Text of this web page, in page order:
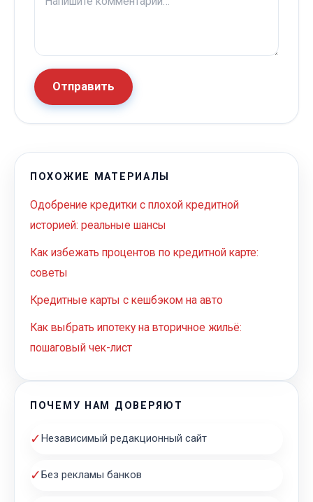
Отправить
ПОХОЖИЕ МАТЕРИАЛЫ
Одобрение кредитки с плохой кредитной
историей: реальные шансы
Как избежать процентов по кредитной карте:
советы
Кредитные карты с кешбэком на авто
Как выбрать ипотеку на вторичное жильё:
пошаговый чек-лист
ПОЧЕМУ НАМ ДОВЕРЯЮТ
✓ Независимый редакционный сайт
✓ Без рекламы банков